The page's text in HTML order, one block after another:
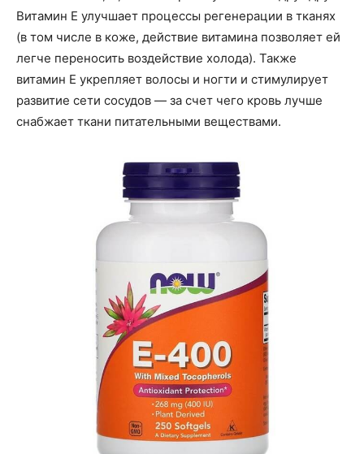
Витамин E улучшает процессы регенерации в тканях
(в том числе в коже, действие витамина позволяет ей
легче переносить воздействие холода). Также
витамин E укрепляет волосы и ногти и стимулирует
развитие сети сосудов — за счет чего кровь лучше
снабжает ткани питательными веществами.